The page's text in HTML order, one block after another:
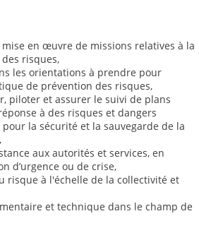
en œuvre de missions relatives à la
risques,
les orientations à prendre pour
de prévention des risques,
piloter et assurer le suivi de plans
à des risques et dangers
la sécurité et la sauvegarde de la
aux autorités et services, en
d’urgence ou de crise,
risque à l'échelle de la collectivité et
et technique dans le champ de